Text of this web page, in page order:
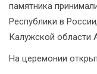
памятника
Республики в
Калужской области
На церемонии